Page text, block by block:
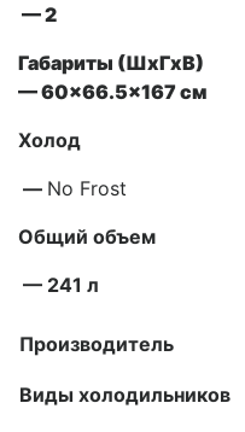
— 2
Габариты (ШxГxВ)
— 60×66.5×167 см
Холод
— No Frost
Общий объем
— 241 л
Производитель
Виды холодильников